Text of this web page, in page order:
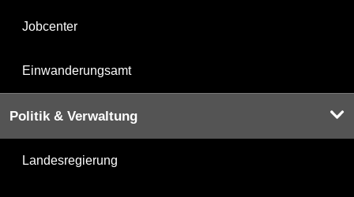
Jobcenter
Einwanderungsamt
Politik & Verwaltung
Landesregierung